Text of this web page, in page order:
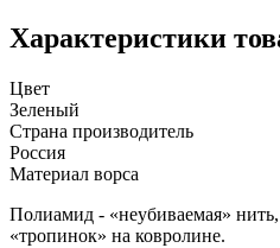
Характеристики
Цвет
Зеленый
Страна производитель
Россия
Материал ворса
Полиамид - «неубиваемая»
«тропинок» на ковролине.